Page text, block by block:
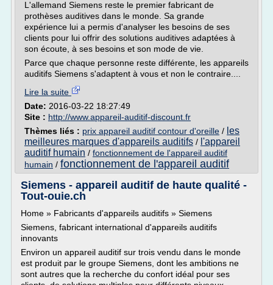
L'allemand Siemens reste le premier fabricant de
prothèses auditives dans le monde. Sa grande
expérience lui a permis d'analyser les besoins de ses
clients pour lui offrir des solutions auditives adaptées à
son écoute, à ses besoins et son mode de vie.
Parce que chaque personne reste différente, les appareils
auditifs Siemens s'adaptent à vous et non le contraire....
Lire la suite
Date: 2016-03-22 18:27:49
Site : http://www.appareil-auditif-discount.fr
Thèmes liés : prix appareil auditif contour d'oreille / les
meilleures marques d'appareils auditifs / l'appareil
auditif humain / fonctionnement de l'appareil auditif
humain / fonctionnement de l'appareil auditif
Siemens - appareil auditif de haute qualité -
Tout-ouie.ch
Home » Fabricants d'appareils auditifs » Siemens
Siemens, fabricant international d'appareils auditifs
innovants
Environ un appareil auditif sur trois vendu dans le monde
est produit par le groupe Siemens, dont les ambitions ne
sont autres que la recherche du confort idéal pour ses